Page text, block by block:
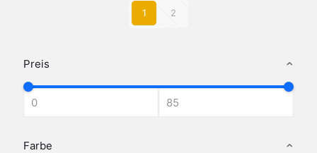
Preis
Farbe
Die
können
auf
gewählt
weist
mehrere
können
können
1 2